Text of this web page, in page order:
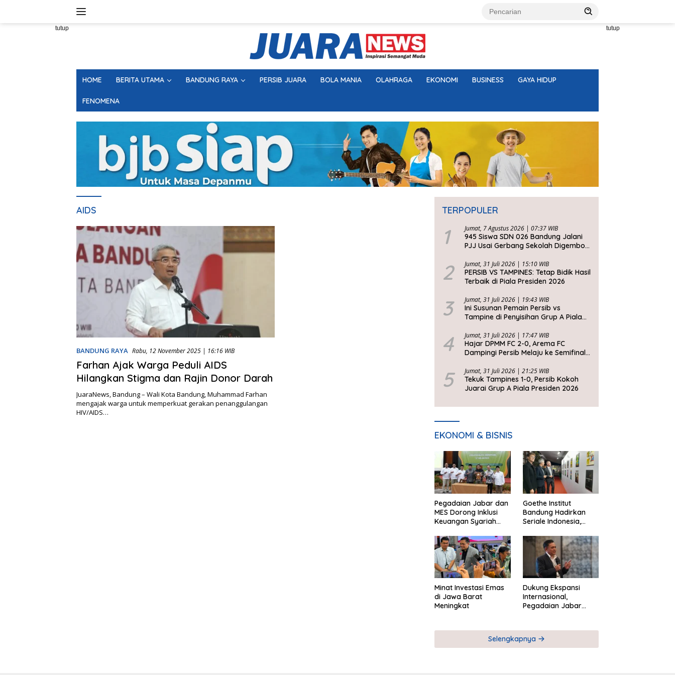
tutup tutup
HOME BERITA UTAMA BANDUNG RAYA PERSIB JUARA BOLA MANIA OLAHRAGA EKONOMI BUSINESS GAYA HIDUP
FENOMENA
AIDS
BANDUNG RAYA Rabu, 12 November 2025 | 16:16 WIB
Farhan Ajak Warga Peduli AIDS
Hilangkan Stigma dan Rajin Donor Darah
JuaraNews, Bandung – Wali Kota Bandung, Muhammad Farhan
mengajak warga untuk memperkuat gerakan penanggulangan
HIV/AIDS…
TERPOPULER
1 Jumat, 7 Agustus 2026 | 07:37 WIB
945 Siswa SDN 026 Bandung Jalani
PJJ Usai Gerbang Sekolah Digembok
2 Jumat, 31 Juli 2026 | 15:10 WIB
PERSIB VS TAMPINES: Tetap Bidik Hasil
Terbaik di Piala Presiden 2026
3 Jumat, 31 Juli 2026 | 19:43 WIB
Ini Susunan Pemain Persib vs
Tampine di Penyisihan Grup A Piala
4 Jumat, 31 Juli 2026 | 17:47 WIB
Hajar DPMM FC 2-0, Arema FC
Dampingi Persib Melaju ke Semifinal
5 Jumat, 31 Juli 2026 | 21:25 WIB
Tekuk Tampines 1-0, Persib Kokoh
Juarai Grup A Piala Presiden 2026
EKONOMI & BISNIS
Pegadaian Jabar dan
MES Dorong Inklusi
Keuangan Syariah
UMKM
Goethe Institut
Bandung Hadirkan
Seriale Indonesia,
Global Industri Serial
Minat Investasi Emas
di Jawa Barat
Meningkat
Dukung Ekspansi
Internasional,
Pegadaian Jabar
Pegadaian Timor
Leste
Selengkapnya